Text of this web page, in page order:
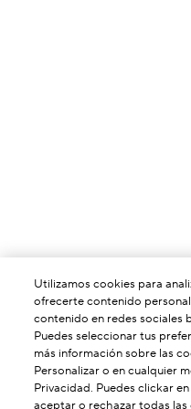
Utilizamos cookies para
ofrecerte contenido
contenido en redes sociales
Puedes seleccionar tus
más información sobre las
Personalizar o en cualquier
Privacidad. Puedes clickar
aceptar o rechazar todas